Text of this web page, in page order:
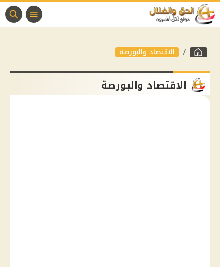
الاقتصاد والبورصة
الاقتصاد والبورصة